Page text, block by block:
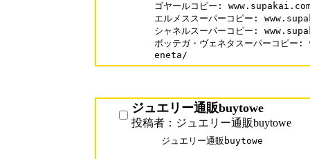
ゴヤールコピー:
エルメススーパーコピー:
シャネルスーパーコピー:
ボッテガ・ヴェネタスーパーコ
eneta/
ジュエリー通販buytowe
投稿者：ジュエリー通販buytowe
ジュエリー通販buytowe